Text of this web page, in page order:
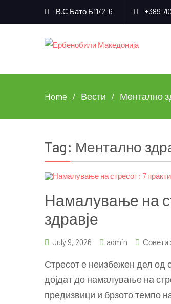
В.С.Бато Б11/2-6 +389
Home Вести Ментално
Tag: Ментално
Намалување на
здравје
July 9, 2026 admin Совети
Стресот е неизбежен дел од
дојдат до намалување на
предизвици и брзото темпо